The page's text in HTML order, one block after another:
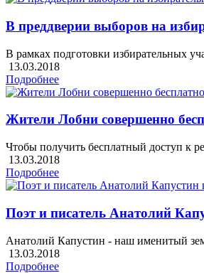
В преддверии выборов на
В рамках подготовки избирательных
13.03.2018
Подробнее
Жители Лобни совершенно
Чтобы получить бесплатный доступ к
13.03.2018
Подробнее
Поэт и писатель Анатолий
Анатолий Капустин - наш именитый
13.03.2018
Подробнее